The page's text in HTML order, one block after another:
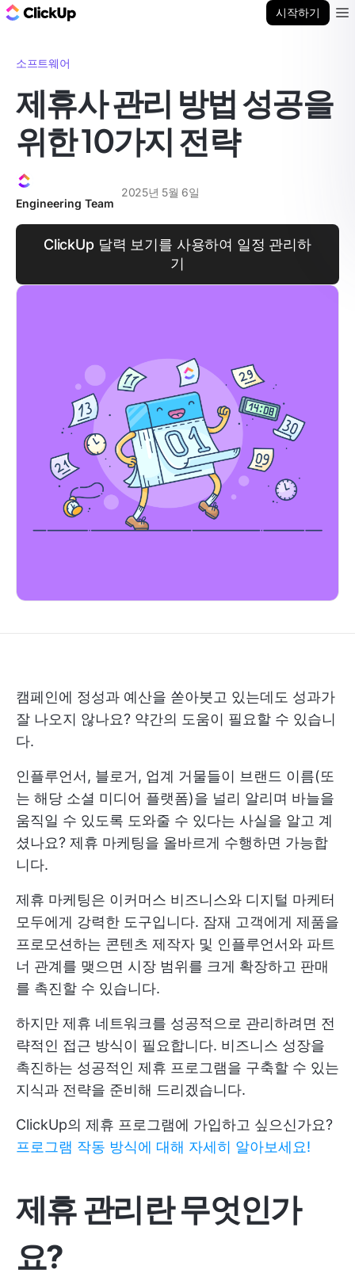
시작하기
소프트웨어
제휴사 관리 방법 성공을
위한 10가지 전략
Engineering Team
2025년 5월 6일
ClickUp 달력 보기를 사용하여 일정 관리하
기
캠페인에 정성과 예산을 쏟아붓고 있는데도 성과가
잘 나오지 않나요? 약간의 도움이 필요할 수 있습니
다.
인플루언서, 블로거, 업계 거물들이 브랜드 이름(또
는 해당 소셜 미디어 플랫폼)을 널리 알리며 바늘을
움직일 수 있도록 도와줄 수 있다는 사실을 알고 계
셨나요? 제휴 마케팅을 올바르게 수행하면 가능합
니다.
제휴 마케팅은 이커머스 비즈니스와 디지털 마케터
모두에게 강력한 도구입니다. 잠재 고객에게 제품을
프로모션하는 콘텐츠 제작자 및 인플루언서와 파트
너 관계를 맺으면 시장 범위를 크게 확장하고 판매
를 촉진할 수 있습니다.
하지만 제휴 네트워크를 성공적으로 관리하려면 전
략적인 접근 방식이 필요합니다. 비즈니스 성장을
촉진하는 성공적인 제휴 프로그램을 구축할 수 있는
지식과 전략을 준비해 드리겠습니다.
ClickUp의 제휴 프로그램에 가입하고 싶으신가요?
프로그램 작동 방식에 대해 자세히 알아보세요!
제휴 관리란 무엇인가
요?